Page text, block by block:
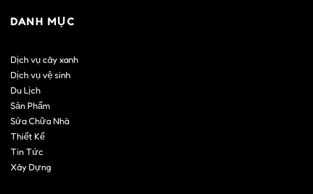
DANH MỤC
Dịch vụ cây xanh
Dịch vụ vệ sinh
Du Lịch
Sản Phẩm
Sửa Chữa Nhà
Thiết Kế
Tin Tức
Xây Dựng